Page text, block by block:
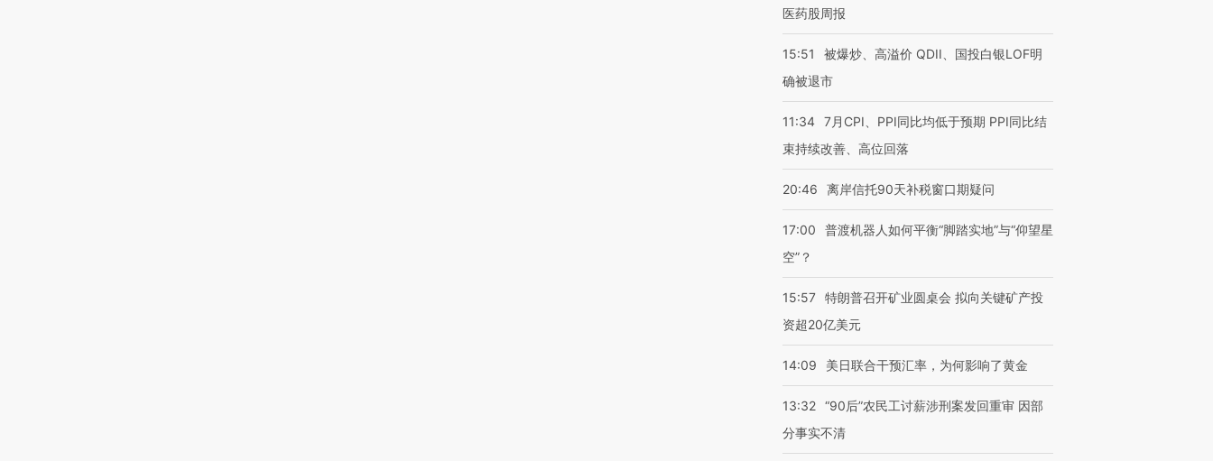
医药股周报
15:51
被爆炒、高溢价 QDII、国投白银LOF明
确被退市
11:34 7月CPI、PPI同比均低于预期 PPI同比结
束持续改善、高位回落
20:46 离岸信托90天补税窗口期疑问
17:00
普渡机器人如何平衡“脚踏实地”与“仰望星
空”？
15:57 特朗普召开矿业圆桌会 拟向关键矿产投
资超20亿美元
14:09 美日联合干预汇率，为何影响了黄金
13:32 “90后”农民工讨薪涉刑案发回重审 因部
分事实不清